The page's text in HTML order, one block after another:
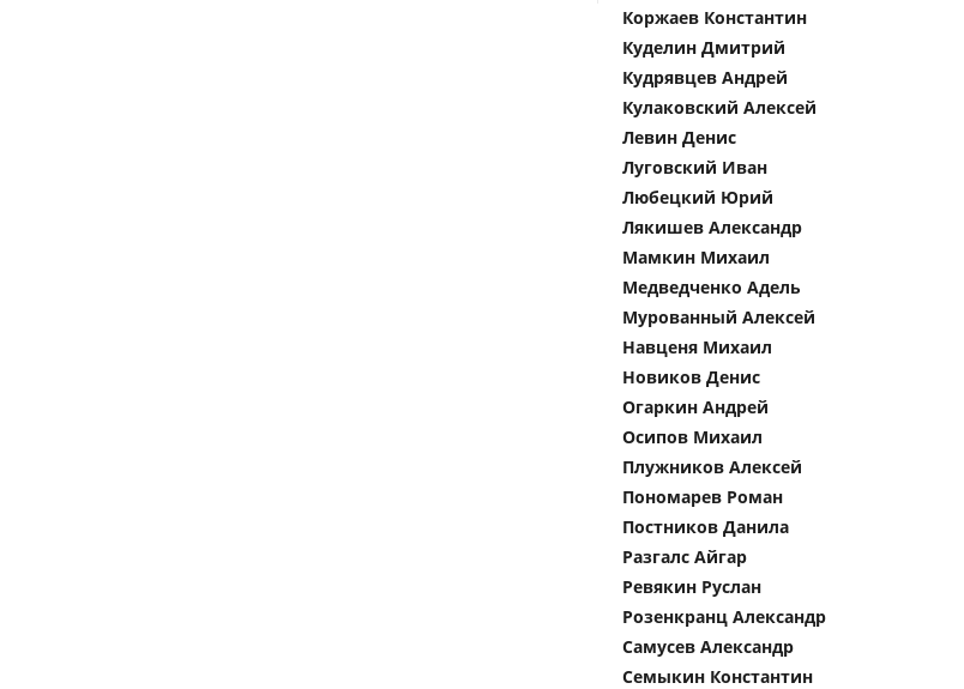
Коржаев Константин
Куделин Дмитрий
Кудрявцев Андрей
Кулаковский Алексей
Левин Денис
Луговский Иван
Любецкий Юрий
Лякишев Александр
Мамкин Михаил
Медведченко Адель
Мурованный Алексей
Навценя Михаил
Новиков Денис
Огаркин Андрей
Осипов Михаил
Плужников Алексей
Пономарев Роман
Постников Данила
Разгалс Айгар
Ревякин Руслан
Розенкранц Александр
Самусев Александр
Семыкин Константин